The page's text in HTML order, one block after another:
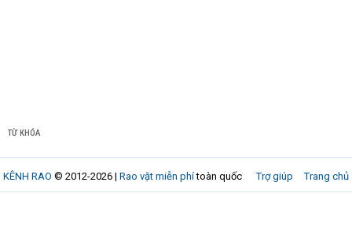
TỪ KHÓA
Trợ giúp Trang chủ
KÊNH RAO © 2012-2026 | Rao vặt miễn phítoàn quốc